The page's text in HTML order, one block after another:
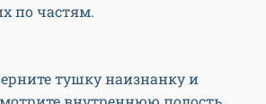
по частям.
тушку наизнанку и